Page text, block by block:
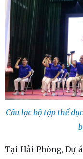
Câu lạc bộ tập thể
Tại Hải Phòng, Dự